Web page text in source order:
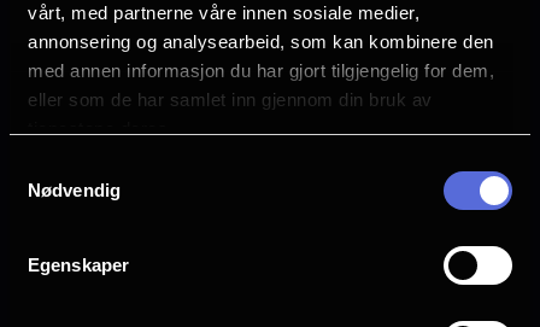
vårt, med partnerne våre innen sosiale medier,
annonsering og analysearbeid, som kan kombinere den
med annen informasjon du har gjort tilgjengelig for dem,
eller som de har samlet inn gjennom din bruk av
Nødvendig
Egenskaper
Renate Reinsve
Finn Bennett
Mark Duplass
Lukita Maxwell
EN
Thriller